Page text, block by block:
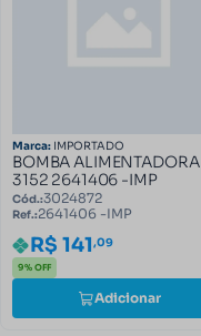
Marca: IMPORTADO
BOMBA ALIMENTADORA
3152 2641406 -IMP
Cód.:3024872
Ref.:2641406 -IMP
R$ 141,09
9% OFF
Adicionar